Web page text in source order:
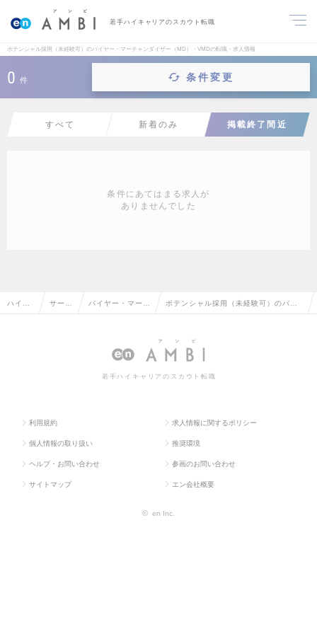
若手ハイキャリアのスカウト転職
ポテンシャル採用（未経験可）のバイヤー・マーチャンダイザー（MD）・VMDの転職・求人情報
0 件 条件変更
すべて 新着のみ 掲載終了間近
条件にあてはまる求人が
ありませんでした
ハイク サービ バイヤー・マーチ
D）・VMD
ポテンシャル採用（未経験可）のバイ
MDの転職・求人情報一覧
若手ハイキャリアのスカウト転職
利用規約 求人情報に関するポリシー
個人情報の取り扱い 推奨環境
ヘルプ・お問い合わせ 参画のお問い合わせ
サイトマップ エン会社概要
© en Inc.